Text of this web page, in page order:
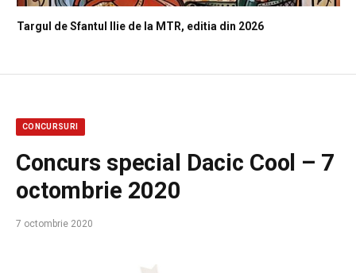
Targul de Sfantul Ilie de la MTR, editia din 2026
CONCURSURI
Concurs special Dacic Cool – 7
octombrie 2020
7 octombrie 2020